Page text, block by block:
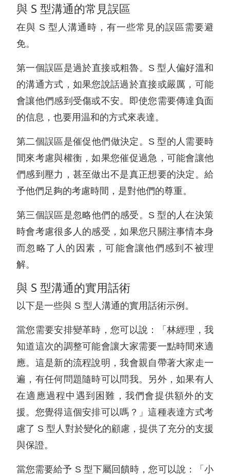
與 S 型溝通的常見誤區
在與 S 型人溝通時，有一些常見的誤區需要避
免。
第一個誤區是過於直接或粗魯。S 型人偏好溫和
的溝通方式，如果您說話過於直接或嚴厲，可能
會讓他們感到受傷或不安。即使您需要傳達負面
的信息，也要用温和的方式來表達。
第二個誤區是催促他們做決定。S 型的人需要時
間來考慮與權衡，如果您催促過急，可能會讓他
們感到壓力，甚至做出不是真正想要的決定。給
予他們足夠的考慮時間，是對他們的尊重。
第三個誤區是忽略他們的感受。S 型的人在決策
時會考慮很多人的感受，如果您只關注事情本身
而忽略了人的因素，可能會讓他們感到不被理
解。
與 S 型溝通的實用話術
以下是一些與 S 型人溝通的實用話術示例。
當您需要安排變革時，您可以說：「林經理，我
知道這次的調整可能會讓大家需要一點時間來適
應。這是新的流程說明，我會親自帶著大家走一
遍，有任何問題隨時可以問我。另外，如果有人
在適應過程中遇到困難，我們會提供額外的支
援。您覺得這個安排可以嗎？」這種表達方式考
慮了 S 型人對於變化的顧慮，提供了充分的支援
與保證。
當您需要給予 S 型下屬回饋時，您可以說：「小